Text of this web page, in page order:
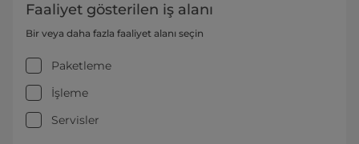
Faaliyet gösterilen iş alanı
Bir veya daha fazla faaliyet alanı seçin
Paketleme
İşleme
Servisler